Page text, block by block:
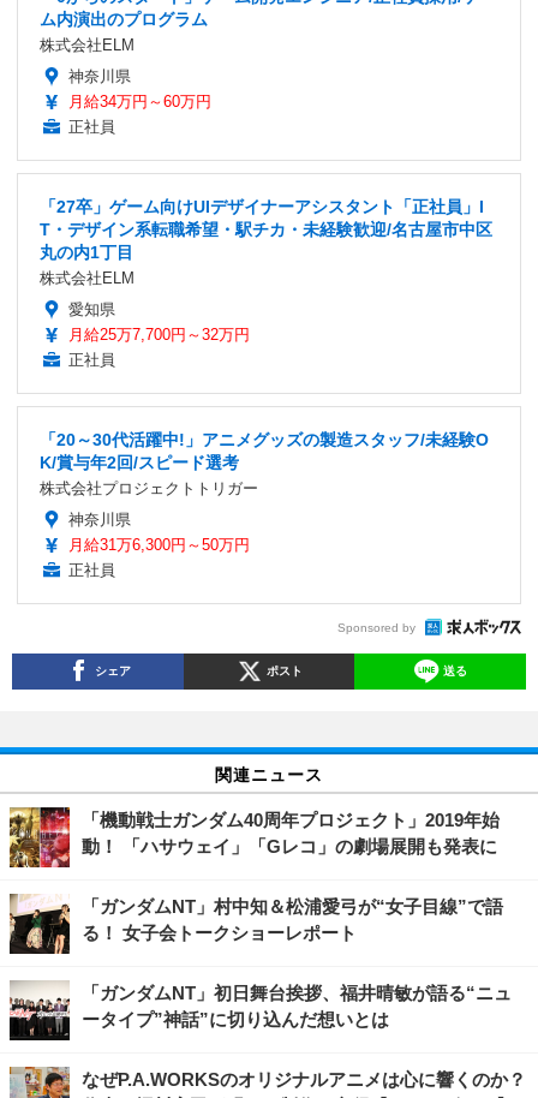
ム内演出のプログラム
株式会社ELM
神奈川県
月給34万円～60万円
正社員
「27卒」ゲーム向けUIデザイナーアシスタント「正社員」I
T・デザイン系転職希望・駅チカ・未経験歓迎/名古屋市中区
丸の内1丁目
株式会社ELM
愛知県
月給25万7,700円～32万円
正社員
「20～30代活躍中!」アニメグッズの製造スタッフ/未経験O
K/賞与年2回/スピード選考
株式会社プロジェクトトリガー
神奈川県
月給31万6,300円～50万円
正社員
Sponsored by
シェア ポスト 送る
関連ニュース
「機動戦士ガンダム40周年プロジェクト」2019年始
動！ 「ハサウェイ」「Gレコ」の劇場展開も発表に
「ガンダムNT」村中知＆松浦愛弓が“女子目線”で語
る！ 女子会トークショーレポート
「ガンダムNT」初日舞台挨拶、福井晴敏が語る“ニュ
ータイプ”神話”に切り込んだ想いとは
なぜP.A.WORKSのオリジナルアニメは心に響くのか？